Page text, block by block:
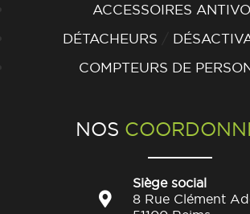
ACCESSOIRES
DÉTACHEURS
COMPTEURS DE
NOS
Siège social
8 Rue Clément